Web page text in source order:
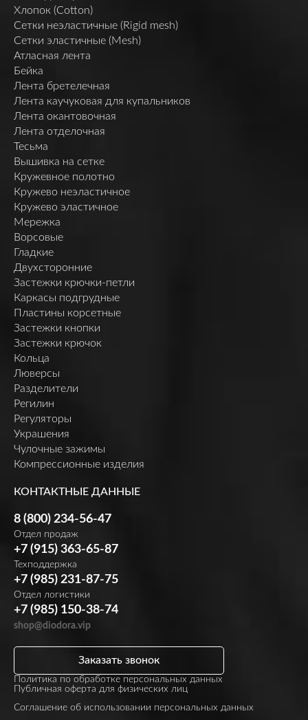
Хлопок (Cotton)
Сетки неэластичные (Rigid mesh)
Сетки эластичные (Mesh)
Атласная лента
Бейка
Лента бретелечная
Лента каучуковая для купальников
Лента окантовочная
Лента отделочная
Тесьма
Вышивка на сетке
Кружевное полотно
Кружево неэластичное
Кружево эластичное
Мережка
Ворсовые
Гладкие
Двухсторонние
Застежки крючки-петли
Каркасы подгрудные
Пластины корсетные
Застежки кнопки
Застежки крючок
Кольца
Люверсы
Разделители
Регилин
Регуляторы
Украшения
Чулочные зажимы
Компрессионные изделия
КОНТАКТНЫЕ ДАННЫЕ
8 (800) 234-56-47
Отдел продаж
+7 (915) 363-65-87
Техподдержка
+7 (985) 231-87-75
Отдел логистики
+7 (985) 150-38-74
shop@diodora.vip
Политика по обработке персональных данных
Публичная оферта для физических лиц
Заказать звонок
Соглашение об использовании персональных данных